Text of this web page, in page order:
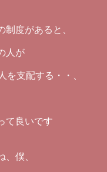
制度があると、
人が
を支配する・・、
て良いです
、僕、